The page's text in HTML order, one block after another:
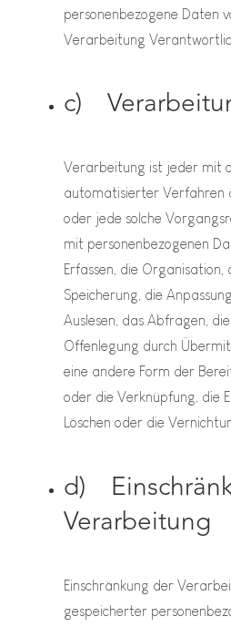
personenbezogene Daten
Verarbeitung
c)
Verarbeitung ist jeder mit
automatisierter Verfahren
oder jede solche
mit personenbezogenen
Erfassen, die Organisation,
Speicherung, die
Auslesen, das Abfragen,
Offenlegung durch
eine andere Form der
oder die Verknüpfung, die
Löschen oder die
d)
Verarbeitung
Einschränkung der
gespeicherter